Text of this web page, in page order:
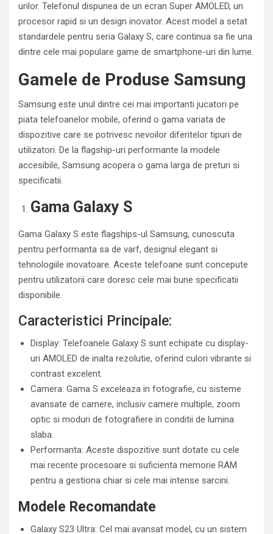
urilor. Telefonul dispunea de un ecran Super AMOLED, un
procesor rapid si un design inovator. Acest model a setat
standardele pentru seria Galaxy S, care continua sa fie una
dintre cele mai populare game de smartphone-uri din lume.
Gamele de Produse Samsung
Samsung este unul dintre cei mai importanti jucatori pe
piata telefoanelor mobile, oferind o gama variata de
dispozitive care se potrivesc nevoilor diferitelor tipuri de
utilizatori. De la flagship-uri performante la modele
accesibile, Samsung acopera o gama larga de preturi si
specificatii.
Gama Galaxy S
Gama Galaxy S este flagships-ul Samsung, cunoscuta
pentru performanta sa de varf, designul elegant si
tehnologiile inovatoare. Aceste telefoane sunt concepute
pentru utilizatorii care doresc cele mai bune specificatii
disponibile.
Caracteristici Principale:
Display: Telefoanele Galaxy S sunt echipate cu display-
uri AMOLED de inalta rezolutie, oferind culori vibrante si
contrast excelent.
Camera: Gama S exceleaza in fotografie, cu sisteme
avansate de camere, inclusiv camere multiple, zoom
optic si moduri de fotografiere in conditii de lumina
slaba.
Performanta: Aceste dispozitive sunt dotate cu cele
mai recente procesoare si suficienta memorie RAM
pentru a gestiona chiar si cele mai intense sarcini.
Modele Recomandate
Galaxy S23 Ultra: Cel mai avansat model, cu un sistem